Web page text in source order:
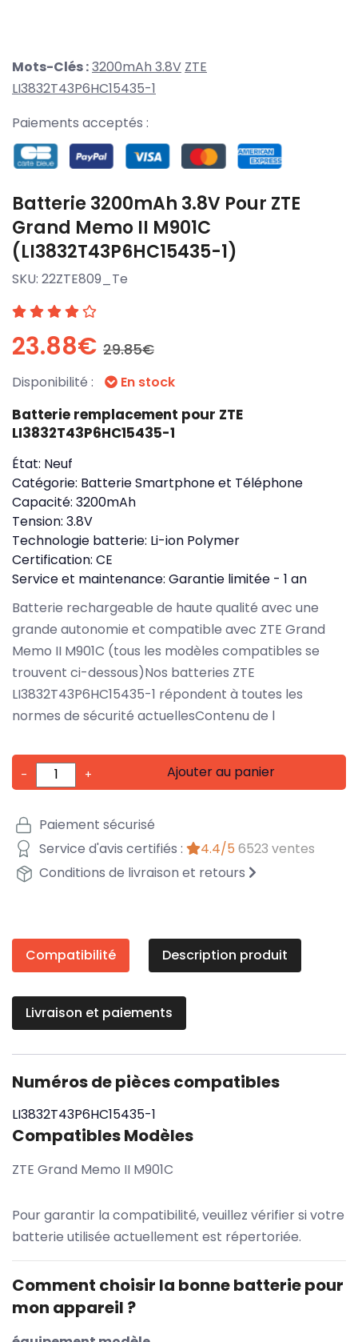
Mots-Clés :3200mAh 3.8V ZTE
LI3832T43P6HC15435-1
Paiements acceptés :
Batterie 3200mAh 3.8V Pour ZTE
Grand Memo II M901C
(LI3832T43P6HC15435-1)
SKU: 22ZTE809_Te
23.88€ 29.85€
Disponibilité : En stock
Batterie remplacement pour ZTE
LI3832T43P6HC15435-1
État: Neuf
Catégorie: Batterie Smartphone et Téléphone
Capacité: 3200mAh
Tension: 3.8V
Technologie batterie: Li-ion Polymer
Certification: CE
Service et maintenance: Garantie limitée - 1 an
Batterie rechargeable de haute qualité avec une
grande autonomie et compatible avec ZTE Grand
Memo II M901C (tous les modèles compatibles se
trouvent ci-dessous)Nos batteries ZTE
LI3832T43P6HC15435-1 répondent à toutes les
normes de sécurité actuellesContenu de l
- + Ajouter au panier
Paiement sécurisé
Service d'avis certifiés :
4.4/5 6523 ventes
Conditions de livraison et retours
Compatibilité Description produit
Livraison et paiements
Numéros de pièces compatibles
LI3832T43P6HC15435-1
Compatibles Modèles
ZTE Grand Memo II M901C
Pour garantir la compatibilité, veuillez vérifier si votre
batterie utilisée actuellement est répertoriée.
Comment choisir la bonne batterie pour
mon appareil ?